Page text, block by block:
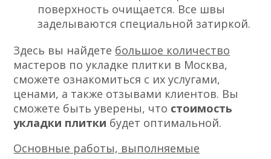
поверхность очищается. Все швы
заделываются специальной затиркой.
Здесь вы найдете большое количество
мастеров по укладке плитки в Москва,
сможете ознакомиться с их услугами,
ценами, а также отзывами клиентов. Вы
сможете быть уверены, что стоимость
укладки плитки будет оптимальной.
Основные работы, выполняемые